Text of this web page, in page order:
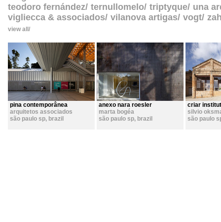
teodoro fernández ternullomelo triptyque una
vigliecca & associados vilanova artigas vogt
view all
pina contemporânea
arquitetos associados
são paulo sp, brazil
anexo nara roesler
marta bogéa
são paulo sp, brazil
criar
silvio
são paulo